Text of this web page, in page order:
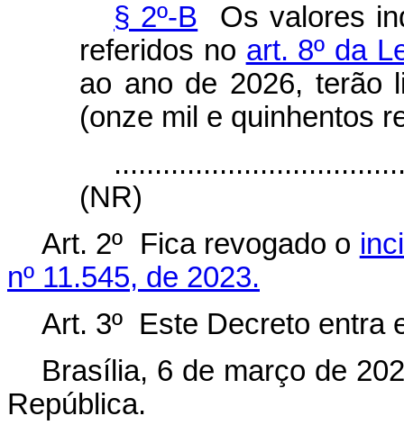
§ 2º-B Os valores
referidos no art. 8º da
ao ano de 2026, terão
(onze mil e quinhentos
(NR)
Art. 2º Fica revogado o
nº 11.545, de 2023.
Art. 3º Este Decreto entra
Brasília, 6 de março de
República.